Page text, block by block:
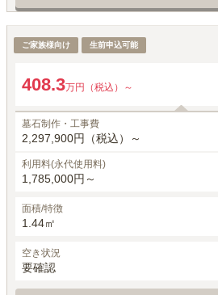
ゆとり
ご家族様向け 生前申込可能
408.3万円（税込）～
墓石制作・工事費
2,297,900円（税込）～
利用料(永代使用料)
1,785,000円～
面積/特徴
1.44㎡
空き状況
要確認